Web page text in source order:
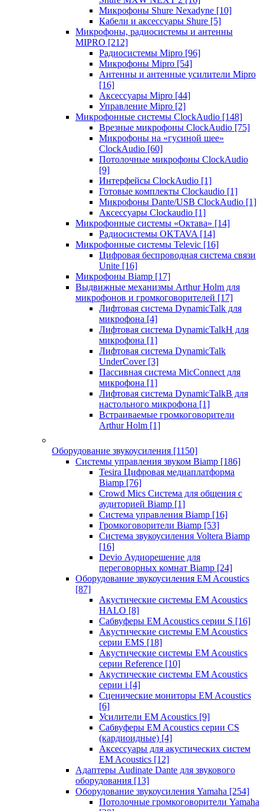
Микрофоны Shure Nexadyne [10]
Кабели и аксессуары Shure [5]
Микрофоны, радиосистемы и антенны
MIPRO [212]
Радиосистемы Mipro [96]
Микрофоны Mipro [54]
Антенны и антенные усилители Mipro
[16]
Аксессуары Mipro [44]
Управление Mipro [2]
Микрофонные системы ClockAudio [148]
Врезные микрофоны ClockAudio [75]
Микрофоны на «гусиной шее»
ClockAudio [60]
Потолочные микрофоны ClockAudio
[9]
Интерфейсы ClockAudio [1]
Готовые комплекты Clockaudio [1]
Микрофоны Dante/USB ClockAudio [1]
Аксессуары Clockaudio [1]
Микрофонные системы «Октава» [14]
Радиосистемы OKTAVA [14]
Микрофонные системы Televic [16]
Цифровая беспроводная система связи
Unite [16]
Микрофоны Biamp [17]
Выдвижные механизмы Arthur Holm для
микрофонов и громкоговорителей [17]
Лифтовая система DynamicTalk для
микрофона [4]
Лифтовая система DynamicTalkH для
микрофона [1]
Лифтовая система DynamicTalk
UnderCover [3]
Пассивная система MicConnect для
микрофона [1]
Лифтовая система DynamicTalkB для
настольного микрофона [1]
Встраиваемые громкоговорители
Arthur Holm [1]
Оборудование звукоусиления [1150]
Системы управления звуком Biamp [186]
Tesira Цифровая медиаплатформа
Biamp [76]
Crowd Mics Система для общения с
аудиторией Biamp [1]
Система управления Biamp [16]
Громкоговорители Biamp [53]
Система звукоусиления Voltera Biamp
[16]
Devio Аудиорешение для
переговорных комнат Biamp [24]
Оборудование звукоусиления EM Acoustics
[87]
Акустические системы EM Acoustics
HALO [8]
Сабвуферы EM Acoustics серии S [16]
Акустические системы EM Acoustics
серии EMS [18]
Акустические системы EM Acoustics
серии Reference [10]
Акустические системы EM Acoustics
серии i [4]
Сценические мониторы EM Acoustics
[6]
Усилители EM Acoustics [9]
Сабвуферы EM Acoustics серии CS
(кардиоидные) [4]
Аксессуары для акустических систем
EM Acoustics [12]
Адаптеры Audinate Dante для звукового
оборудования [13]
Оборудование звукоусиления Yamaha [254]
Потолочные громкоговорители Yamaha